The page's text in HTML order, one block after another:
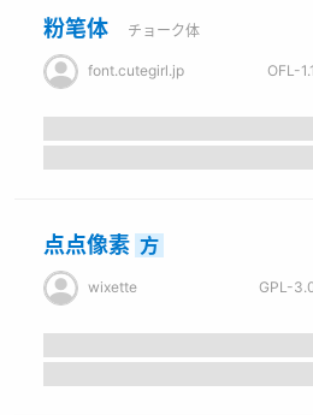
粉笔体 チョーク体
font.cutegirl.jp OFL-1.1
点点像素 方
wixette GPL-